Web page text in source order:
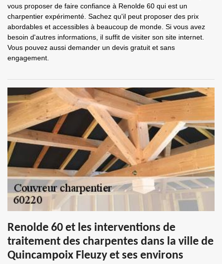
vous proposer de faire confiance à Renolde 60 qui est un
charpentier expérimenté. Sachez qu'il peut proposer des prix
abordables et accessibles à beaucoup de monde. Si vous avez
besoin d'autres informations, il suffit de visiter son site internet.
Vous pouvez aussi demander un devis gratuit et sans
engagement.
Renolde 60 et les interventions de
traitement des charpentes dans la ville de
Quincampoix Fleuzy et ses environs